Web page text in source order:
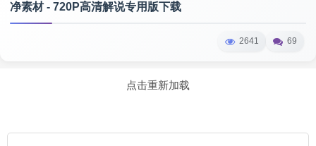
净素材 - 720P高清解说专用版下载
2641 69
点击重新加载